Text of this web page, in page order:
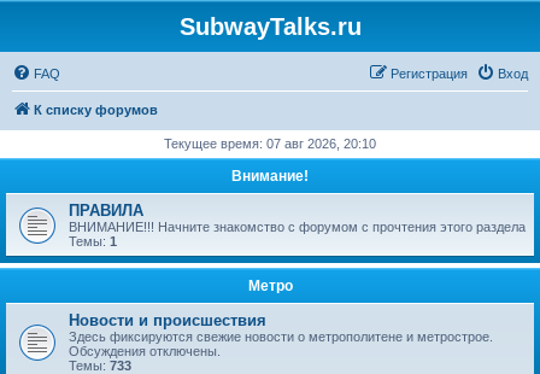
SubwayTalks.ru
FAQ Вход
Регистрация
К списку форумов
Текущее время: 07 авг 2026, 20:10
Внимание!
ПРАВИЛА
ВНИМАНИЕ!!! Начните знакомство с форумом с прочтения этого раздела
Темы: 1
Метро
Новости и происшествия
Здесь фиксируются свежие новости о метрополитене и метрострое.
Обсуждения отключены.
Темы: 733